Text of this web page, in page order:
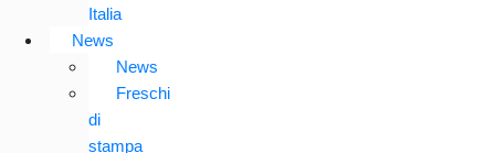
Italia
News
News
Freschi
di
stampa